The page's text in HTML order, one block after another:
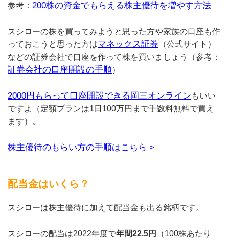
参考： 200株の資金でもらえる株主優待を増やす方法
スシローの株を買ってみようと思った方や家族の口座も作
っておこうと思った方はマネックス証券 （公式サイト）
などの証券会社で口座を作って株を買いましょう（参考：
証券会社の口座開設の手順）
2000円もらって口座開設できる岡三オンライン もいい
ですよ（定額プランは1日100万円まで手数料無料で買え
ます）。
株主優待のもらい方の手順はこちら >
配当金はいくら？
スシローは株主優待に加えて配当金も出る銘柄です。
スシローの配当は2022年度で年間22.5円
（100株あたり